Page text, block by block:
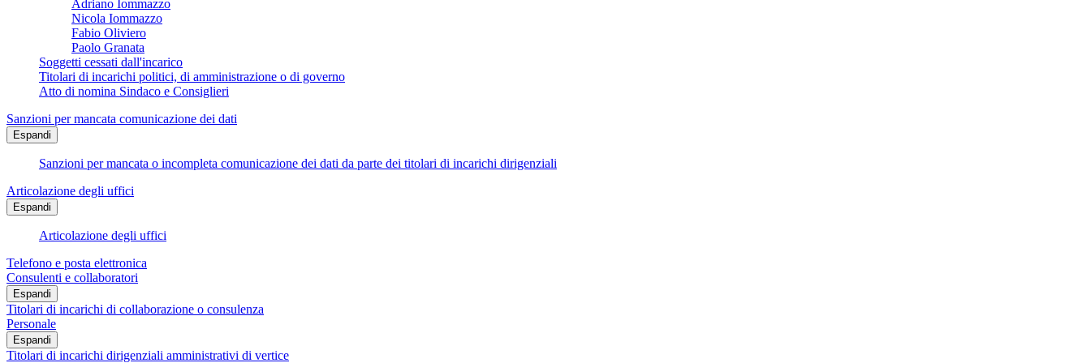
Adriano Iommazzo
Nicola Iommazzo
Fabio Oliviero
Paolo Granata
Soggetti cessati dall'incarico
Titolari di incarichi politici, di amministrazione o di governo
Atto di nomina Sindaco e Consiglieri
Sanzioni per mancata comunicazione dei dati
Espandi
Sanzioni per mancata o incompleta comunicazione dei dati da parte dei titolari di incarichi dirigenziali
Articolazione degli uffici
Espandi
Articolazione degli uffici
Telefono e posta elettronica
Consulenti e collaboratori
Espandi
Titolari di incarichi di collaborazione o consulenza
Personale
Espandi
Titolari di incarichi dirigenziali amministrativi di vertice